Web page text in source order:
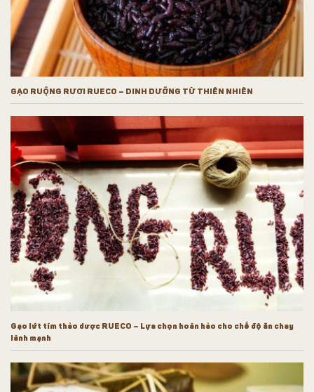
GẠO RUỘNG RƯƠI RUECO – DINH DƯỠNG TỪ THIÊN NHIÊN
Gạo lứt tím thảo dược RUECO – Lựa chọn hoàn hảo cho chế độ ăn chay
lành mạnh